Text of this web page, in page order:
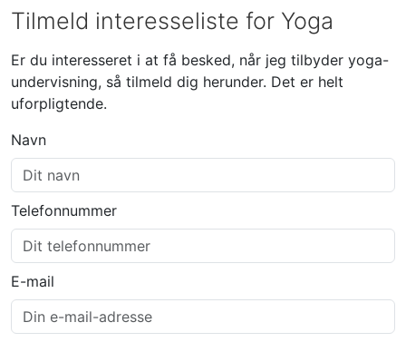
Tilmeld interesseliste for Yoga
Er du interesseret i at få besked, når jeg tilbyder yoga-
undervisning, så tilmeld dig herunder. Det er helt
uforpligtende.
Navn
Telefonnummer
E-mail